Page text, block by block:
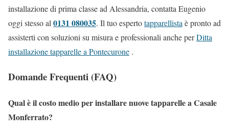
installazione di prima classe ad Alessandria, contatta Eugenio
oggi stesso al 0131 080035. Il tuo espertotapparellista è pronto ad
assisterti con soluzioni su misura e professionali anche perDitta
installazione tapparelle a Pontecurone .
Domande Frequenti (FAQ)
Qual è il costo medio per installare nuove tapparelle a Casale
Monferrato?